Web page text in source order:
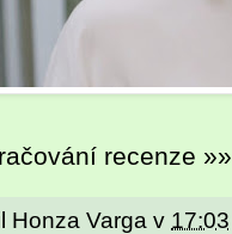
recenze »»
Honza Varga v 17:03